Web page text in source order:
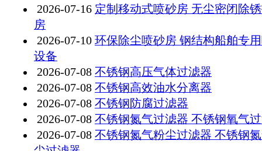
2026-07-16 定制移动式喷砂房 无尘密闭除
房
2026-07-10 环保除尘喷砂房 钢结构船舶专
设备
2026-07-08 不锈钢高压气体过滤器
2026-07-08 不锈钢高效油水分离器
2026-07-08 不锈钢防腐过滤器
2026-07-08 不锈钢氮气过滤器 不锈钢氧气
2026-07-08 不锈钢氮气粉尘过滤器 不锈钢